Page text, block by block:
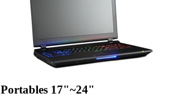
Portables 17"~24"